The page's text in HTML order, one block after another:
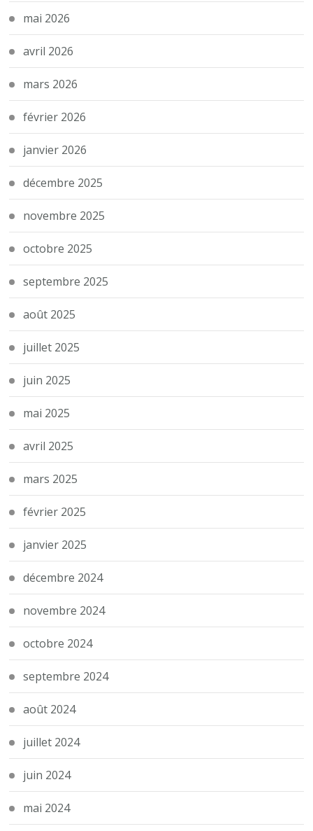
mai 2026
avril 2026
mars 2026
février 2026
janvier 2026
décembre 2025
novembre 2025
octobre 2025
septembre 2025
août 2025
juillet 2025
juin 2025
mai 2025
avril 2025
mars 2025
février 2025
janvier 2025
décembre 2024
novembre 2024
octobre 2024
septembre 2024
août 2024
juillet 2024
juin 2024
mai 2024